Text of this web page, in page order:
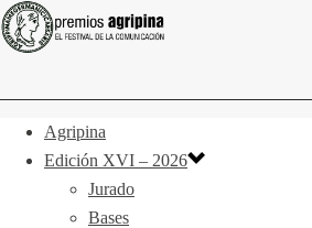
Agripina
Edición XVI – 2026
Jurado
Bases